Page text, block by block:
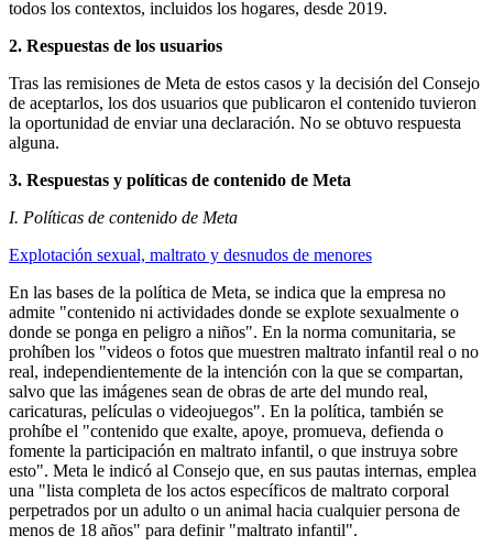
todos los contextos, incluidos los hogares, desde 2019.
2. Respuestas de los usuarios
Tras las remisiones de Meta de estos casos y la decisión del Consejo
de aceptarlos, los dos usuarios que publicaron el contenido tuvieron
la oportunidad de enviar una declaración. No se obtuvo respuesta
alguna.
3. Respuestas y políticas de contenido de Meta
I. Políticas de contenido de Meta
Explotación sexual, maltrato y desnudos de menores
En las bases de la política de Meta, se indica que la empresa no
admite "contenido ni actividades donde se explote sexualmente o
donde se ponga en peligro a niños". En la norma comunitaria, se
prohíben los "videos o fotos que muestren maltrato infantil real o no
real, independientemente de la intención con la que se compartan,
salvo que las imágenes sean de obras de arte del mundo real,
caricaturas, películas o videojuegos". En la política, también se
prohíbe el "contenido que exalte, apoye, promueva, defienda o
fomente la participación en maltrato infantil, o que instruya sobre
esto". Meta le indicó al Consejo que, en sus pautas internas, emplea
una "lista completa de los actos específicos de maltrato corporal
perpetrados por un adulto o un animal hacia cualquier persona de
menos de 18 años" para definir "maltrato infantil".